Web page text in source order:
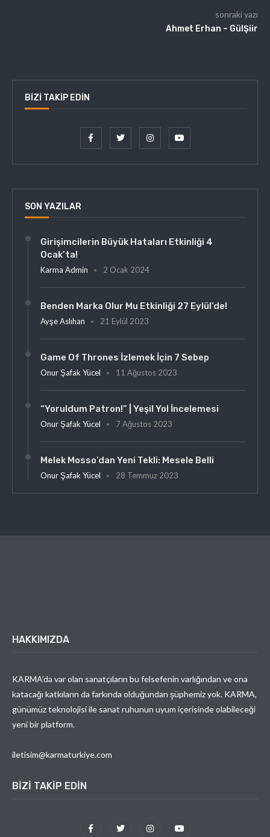
sonraki yazı
Ahmet Erhan – GülŞiir
BIZI TAKIP EDIN
SON YAZILAR
Girişimcilerin Büyük Hataları Etkinliği 4
Ocak’ta!
Karma Admin 2 Ocak 2024
Benden Marka Olur Mu Etkinliği 27 Eylül’de!
Ayşe Aslıhan 21 Eylül 2023
Game Of Thrones İzlemek İçin 7 Sebep
Onur Şafak Yücel 11 Ağustos 2023
“Yoruldum Patron!” | Yeşil Yol İncelemesi
Onur Şafak Yücel 7 Ağustos 2023
Melek Mosso’dan Yeni Tekli: Mesele Belli
Onur Şafak Yücel 28 Temmuz 2023
HAKKIMIZDA
KARMA’da var olan sanatçıların bu felsefenin varlığından ve ona
katacağı katkıların da farkında olduğundan şüphemiz yok. KARMA,
günümüz teknolojisi ile sanat ruhunun uyum içerisinde olabileceği
yeni bir platform.
iletisim@karmaturkiye.com
BIZI TAKIP EDIN